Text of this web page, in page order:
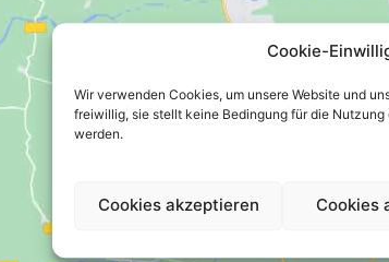
Cookie-
Wir verwenden Cookies, um unsere Website und
freiwillig, sie stellt keine Bedingung für die
werden.
Cookies akzeptieren Cookies